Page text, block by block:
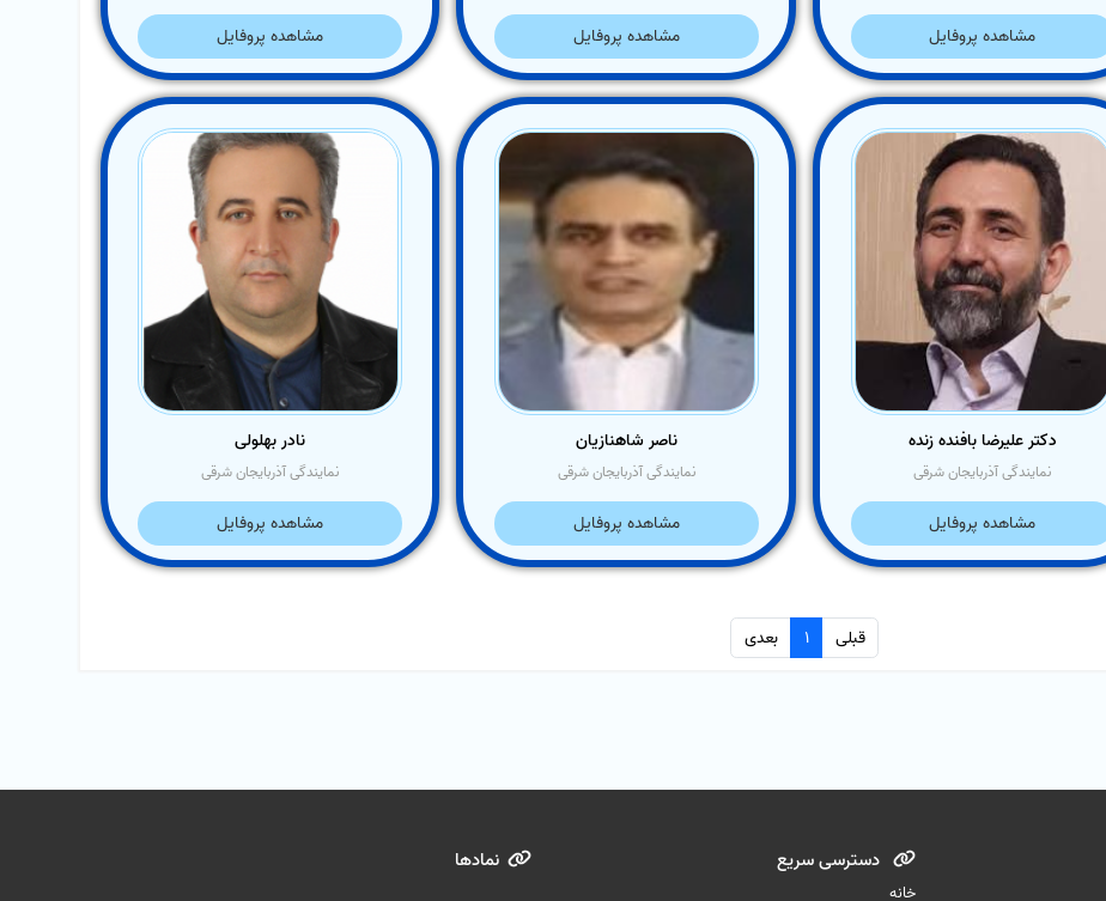
مشاهده پروفایل مشاهده پروفایل مشاهده پروفایل
دکتر علیرضا بافنده زنده
نمایندگی آذربایجان شرقی
مشاهده پروفایل
ناصر شاهنازیان
نمایندگی آذربایجان شرقی
مشاهده پروفایل
نادر بهلولی
نمایندگی آذربایجان شرقی
مشاهده پروفایل
قبلی 1 بعدی
دسترسی سریع
خانه
نمادها